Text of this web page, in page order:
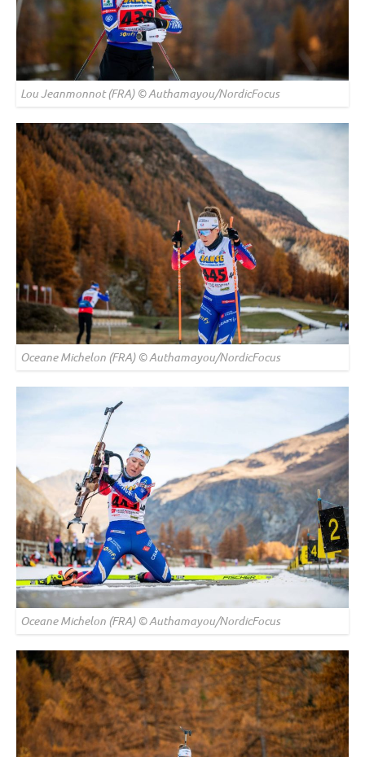
Lou Jeanmonnot (FRA) © Authamayou/NordicFocus
Oceane Michelon (FRA) © Authamayou/NordicFocus
Oceane Michelon (FRA) © Authamayou/NordicFocus